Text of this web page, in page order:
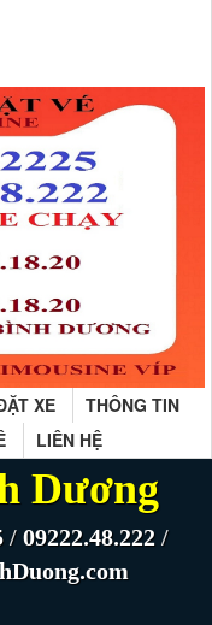
XE
THÔNG TIN
LIÊN HỆ
Dương
/ 09222.48.222 /